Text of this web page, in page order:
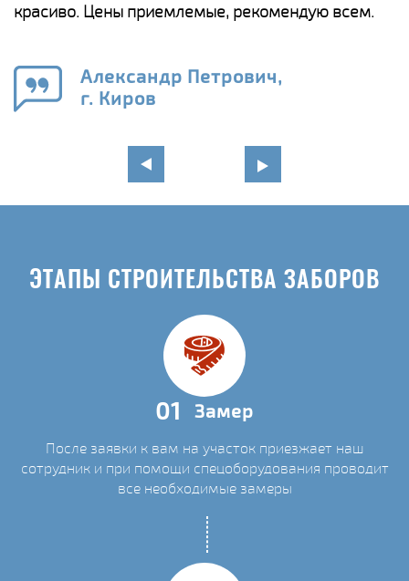
красиво. Цены приемлемые, рекомендую всем.
Александр Петрович,
г. Киров
ЭТАПЫ СТРОИТЕЛЬСТВА ЗАБОРОВ
01 Замер
После заявки к вам на участок приезжает наш
сотрудник и при помощи спецоборудования проводит
все необходимые замеры